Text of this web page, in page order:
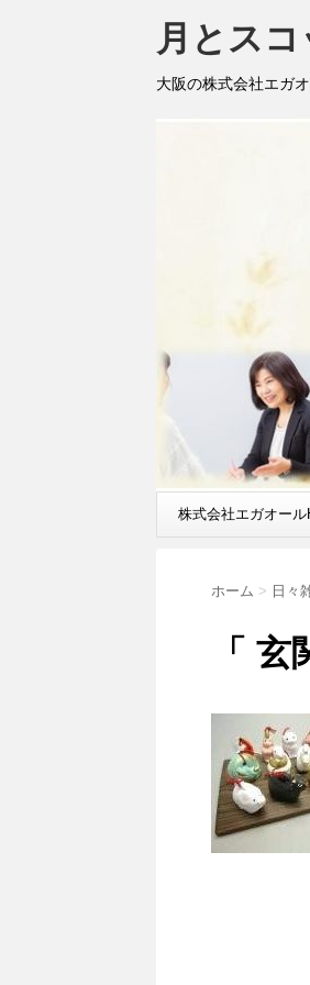
月とス
大阪の株式会社エガ
株式会社エガオール
ホーム > 日々
「